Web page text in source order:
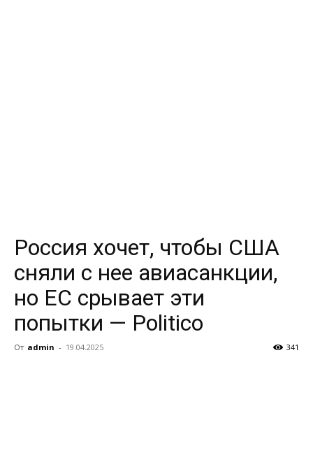
Россия хочет, чтобы США
сняли с нее авиасанкции,
но ЕС срывает эти
попытки — Politico
От admin - 19.04.2025 341